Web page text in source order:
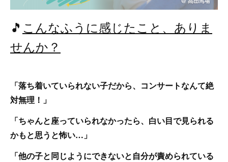
🎵 こんなふうに感じたこと、ありま
せんか？
「落ち着いていられない子だから、コンサートなんて絶
対無理！」
「ちゃんと座っていられなかったら、白い目で見られる
かもと思うと怖い…」
「他の子と同じようにできないと自分が責められている